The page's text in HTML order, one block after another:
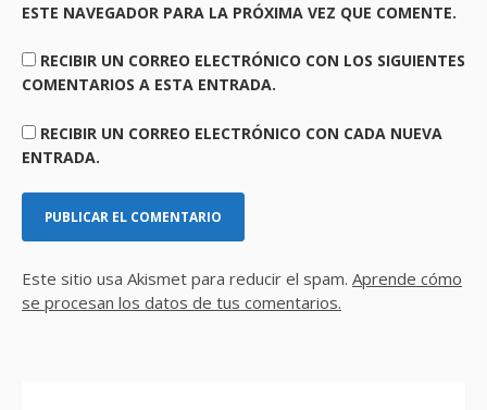
ESTE NAVEGADOR PARA LA PRÓXIMA VEZ QUE COMENTE.
RECIBIR UN CORREO ELECTRÓNICO CON LOS SIGUIENTES
COMENTARIOS A ESTA ENTRADA.
RECIBIR UN CORREO ELECTRÓNICO CON CADA NUEVA
ENTRADA.
Este sitio usa Akismet para reducir el spam. Aprende cómo
se procesan los datos de tus comentarios.